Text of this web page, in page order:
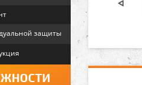
защиты